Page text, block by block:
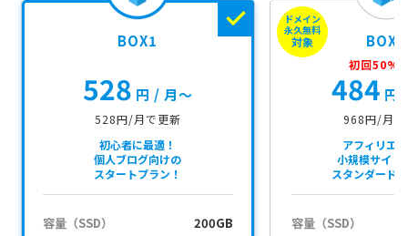
n
BOX1
528 円 / 月〜
528円/月で更新
初心者に最適！
個人ブログ向けの
スタートプラン！
容量（SSD）
200GB
ドメイン
永久無料
対象 BOX2
初回
484 円
968円/月で
アフィリエ
小規模サイト
スタンダード
容量（SSD）